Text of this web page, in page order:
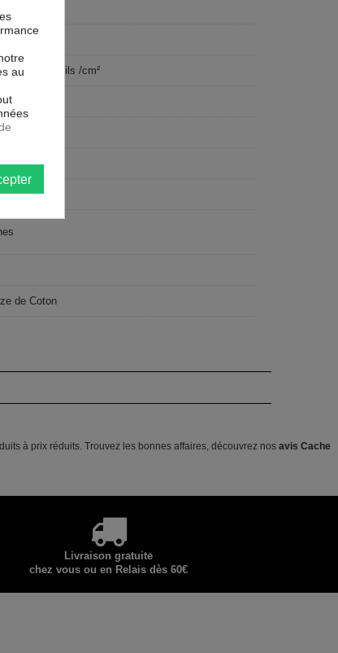
serré 74 fils /cm²
de Coton
à prix réduits. Trouvez les bonnes affaires, découvrez nos avis Cache
Livraison gratuite
chez vous ou en Relais dès 60€
au